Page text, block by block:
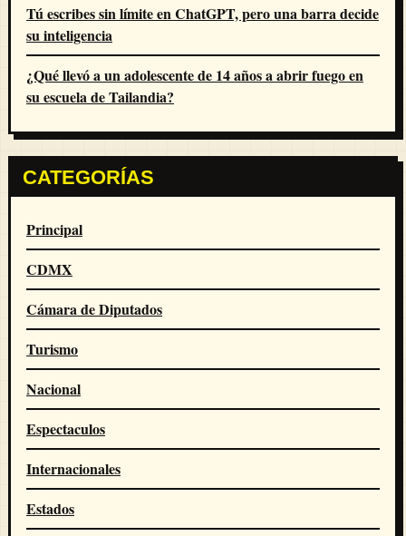
Tú escribes sin límite en ChatGPT, pero una barra decide
su inteligencia
¿Qué llevó a un adolescente de 14 años a abrir fuego en
su escuela de Tailandia?
CATEGORÍAS
Principal
CDMX
Cámara de Diputados
Turismo
Nacional
Espectaculos
Internacionales
Estados